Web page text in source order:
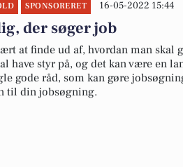
SPONSORERET 16-05-2022 15:44
der søger job
at finde ud af, hvordan man skal
have styr på, og det kan være en
gode råd, som kan gøre
til din jobsøgning.